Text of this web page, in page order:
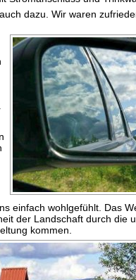
dazu. Wir waren
einfach wohlgefühlt. Das
der Landschaft durch die
kommen.